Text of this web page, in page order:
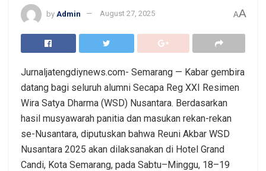
by Admin August 27, 2025 AA
Jurnaljatengdiynews.com- Semarang — Kabar gembira
datang bagi seluruh alumni Secapa Reg XXI Resimen
Wira Satya Dharma (WSD) Nusantara. Berdasarkan
hasil musyawarah panitia dan masukan rekan-rekan
se-Nusantara, diputuskan bahwa Reuni Akbar WSD
Nusantara 2025 akan dilaksanakan di Hotel Grand
Candi, Kota Semarang, pada Sabtu–Minggu, 18–19